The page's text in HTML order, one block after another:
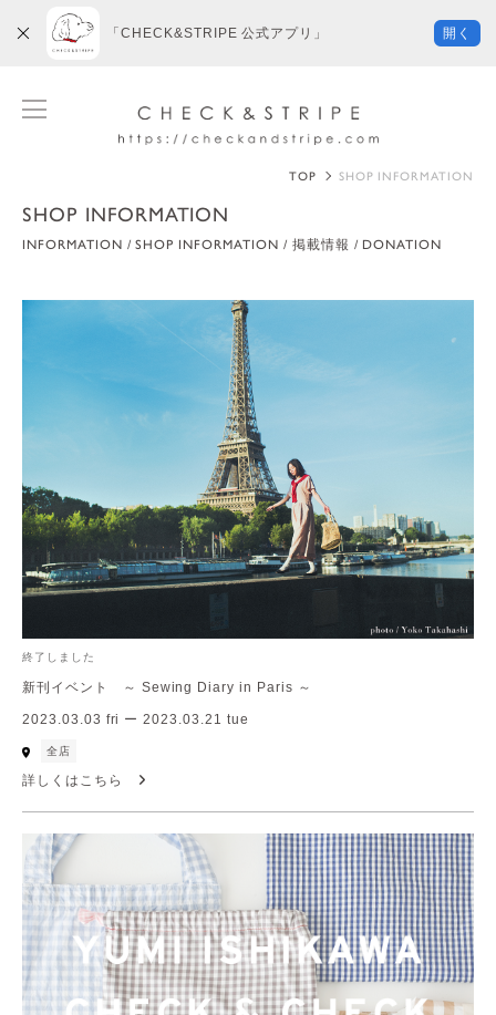
TOP SHOP INFORMATION
SHOP INFORMATION
INFORMATION SHOP INFORMATION 掲載情報 DONATION
終了しました
新刊イベント ～ Sewing Diary in Paris ～
2023.03.03 fri ー 2023.03.21 tue
全店
詳しくはこちら
「CHECK&STRIPE 公式アプリ」 開く